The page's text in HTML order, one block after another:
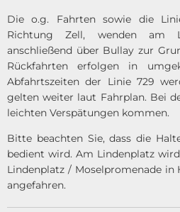
Die o.g. Fahrten sowie die
Richtung Zell, wenden am
anschließend über Bullay zur
Rückfahrten erfolgen in
Abfahrtszeiten der Linie 729
gelten weiter laut Fahrplan. Bei
leichten Verspätungen kommen.
Bitte beachten Sie, dass die
bedient wird. Am Lindenplatz
Lindenplatz / Moselpromenade in
angefahren.